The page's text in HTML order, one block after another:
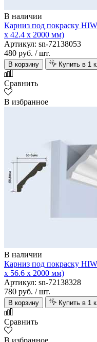
В наличии
Карниз под покраску
х 42.4 х 2000 мм)
Артикул: sn-72138053
480 руб. / шт.
В корзину Купить в 1
Сравнить
В избранное
В наличии
Карниз под покраску
х 56.6 х 2000 мм)
Артикул: sn-72138328
780 руб. / шт.
В корзину Купить в 1
Сравнить
В избранное